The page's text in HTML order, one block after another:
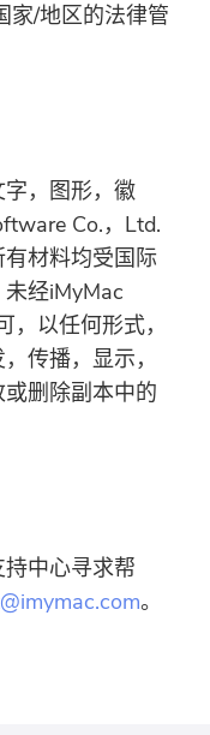
家/地区的法律管
，图形，徽
Co.，Ltd.
材料均受国际
经iMyMac
以任何形式，
传播，显示，
删除副本中的
中心寻求帮
。
送至您的
。 您也可
件。